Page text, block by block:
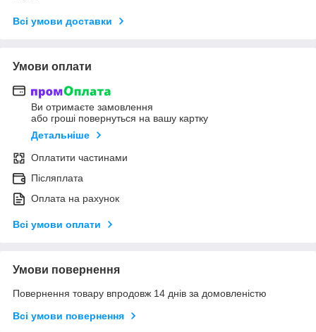
Всі умови доставки
Умови оплати
Ви отримаєте замовлення
або гроші повернуться на вашу картку
Детальніше
Оплатити частинами
Післяплата
Оплата на рахунок
Всі умови оплати
Умови повернення
Повернення товару впродовж 14 днів за домовленістю
Всі умови повернення